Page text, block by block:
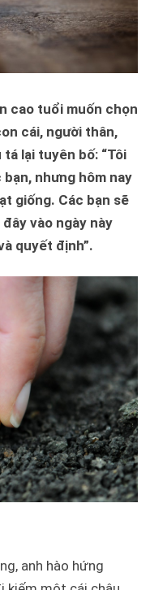
cao tuổi muốn chọn
cái, người thân,
lại tuyên bố: “Tôi
nhưng hôm nay
giống. Các bạn sẽ
vào ngày này
quyết định”.
anh hào hứng